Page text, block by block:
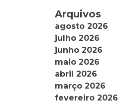
Arquivos
agosto 2026
julho 2026
junho 2026
maio 2026
abril 2026
março 2026
fevereiro 2026